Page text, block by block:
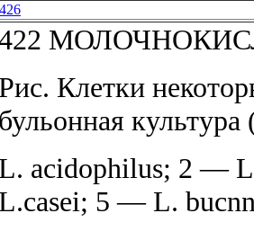
426
Рис. Клетки
бульонная
L. acidophilus; 2 —
L.casei; 5 — L.